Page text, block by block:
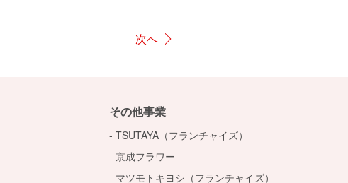
次へ
その他事業
TSUTAYA（フランチャイズ）
京成フラワー
マツモトキヨシ（フランチャイズ）